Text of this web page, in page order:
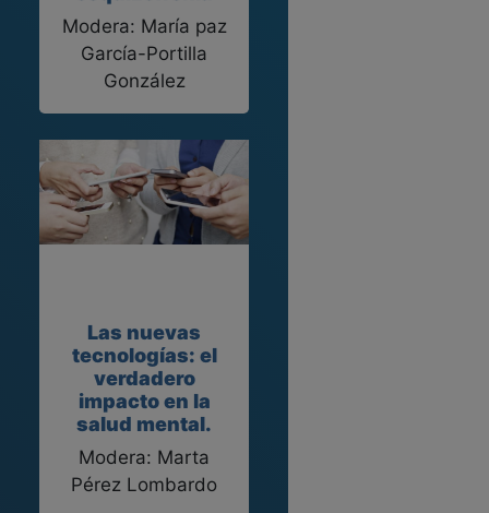
Modera: María paz
García-Portilla
González
Las nuevas
tecnologías: el
verdadero
impacto en la
salud mental.
Modera: Marta
Pérez Lombardo